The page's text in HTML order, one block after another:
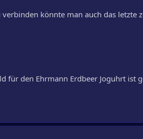
könnte man auch das letzte
für den Ehrmann Erdbeer Joguhrt ist